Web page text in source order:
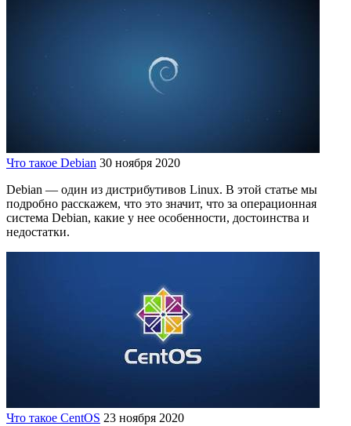
Что такое Debian 30 ноября 2020
Debian — один из дистрибутивов Linux. В этой статье мы
подробно расскажем, что это значит, что за операционная
система Debian, какие у нее особенности, достоинства и
недостатки.
Что такое CentOS 23 ноября 2020